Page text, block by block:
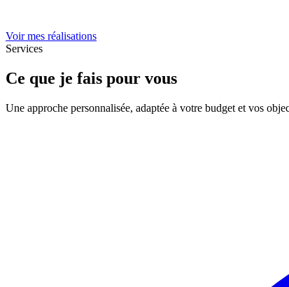
Voir mes réalisations
Services
Ce que je fais pour vous
Une approche personnalisée, adaptée à votre budget et vos